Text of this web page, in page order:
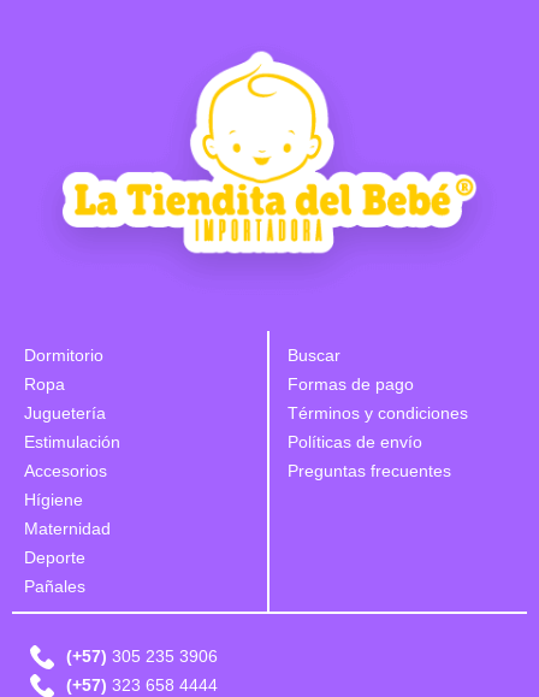
Dormitorio
Ropa
Juguetería
Estimulación
Accesorios
Hígiene
Maternidad
Deporte
Pañales
Buscar
Formas de pago
Términos y condiciones
Políticas de envío
Preguntas frecuentes
(+57) 305 235 3906
(+57) 323 658 4444